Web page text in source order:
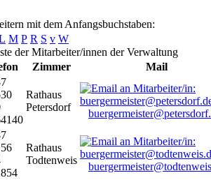
mit dem Anfangsbuchstaben:
M P R S v W
der Mitarbeiter/innen der Verwaltung
Zimmer Mail
Rathaus
Petersdorf
Rathaus
Todtenweis